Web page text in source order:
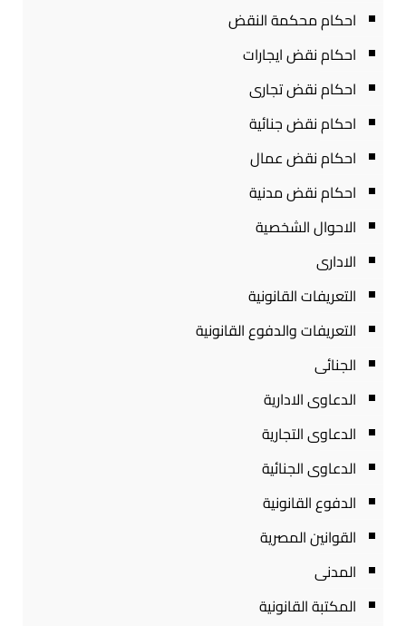
احكام محكمة النقض
احكام نقض ايجارات
احكام نقض تجارى
احكام نقض جنائية
احكام نقض عمال
احكام نقض مدنية
الاحوال الشخصية
الادارى
التعريفات القانونية
التعريفات والدفوع القانونية
الجنائى
الدعاوى الادارية
الدعاوى التجارية
الدعاوى الجنائية
الدفوع القانونية
القوانين المصرية
المدنى
المكتبة القانونية